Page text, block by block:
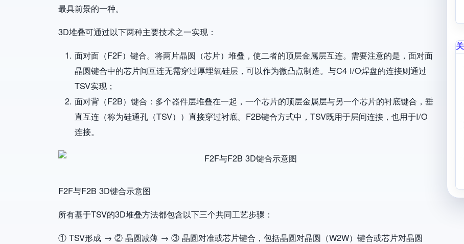
最具前景的一种。
3D堆叠可通过以下两种主要技术之一实现：
面对面（F2F）键合。将两片晶圆（芯片）堆叠，使二者的顶层金属层互连。需要注意的是，面对面
晶圆键合中的芯片间互连无需穿过厚埋氧硅层，可以作为微凸点制造。与C4 I/O焊盘的连接则通过
TSV实现；
面对背（F2B）键合：多个器件层堆叠在一起，一个芯片的顶层金属层与另一个芯片的衬底键合，垂
直互连（称为硅通孔（TSV））直接穿过衬底。F2B键合方式中，TSV既用于层间连接，也用于I/O
连接。
Image
F2F与F2B 3D键合示意图
所有基于TSV的3D堆叠方法都包含以下三个共同工艺步骤：
① TSV形成 → ② 晶圆减薄 → ③ 晶圆对准或芯片键合，包括晶圆对晶圆（W2W）键合或芯片对晶圆